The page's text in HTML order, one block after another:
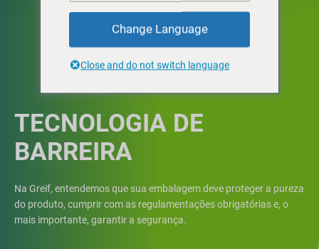
TECNOLOGIA DE
BARREIRA
Na Greif, entendemos que sua embalagem deve proteger a pureza
do produto, cumprir com as regulamentações obrigatórias e, o
mais importante, garantir a segurança.
Change Language
Close and do not switch language